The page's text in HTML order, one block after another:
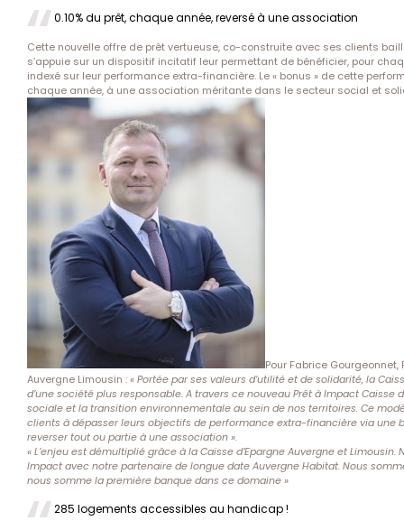
0.10% du prêt, chaque année, reversé à une association
Cette nouvelle offre de prêt vertueuse, co-construite avec ses clients
s’appuie sur un dispositif incitatif leur permettant de bénéficier, pour
indexé sur leur performance extra-financière. Le « bonus » de cette
chaque année, à une association méritante dans le secteur social et
Pour Fabrice
Auvergne Limousin :« Portée par ses valeurs d’utilité et de solidarité, la
d’une société plus responsable. A travers ce nouveau Prêt à Impact Caisse
sociale et la transition environnementale au sein de nos territoires. Ce
clients à dépasser leurs objectifs de performance extra-financière via une
reverser tout ou partie à une association ».
« L’enjeu est démultiplié grâce à la Caisse d’Epargne Auvergne et
Impact avec notre partenaire de longue date Auvergne Habitat. Nous
nous somme la première banque dans ce domaine »
285 logements accessibles au handicap !